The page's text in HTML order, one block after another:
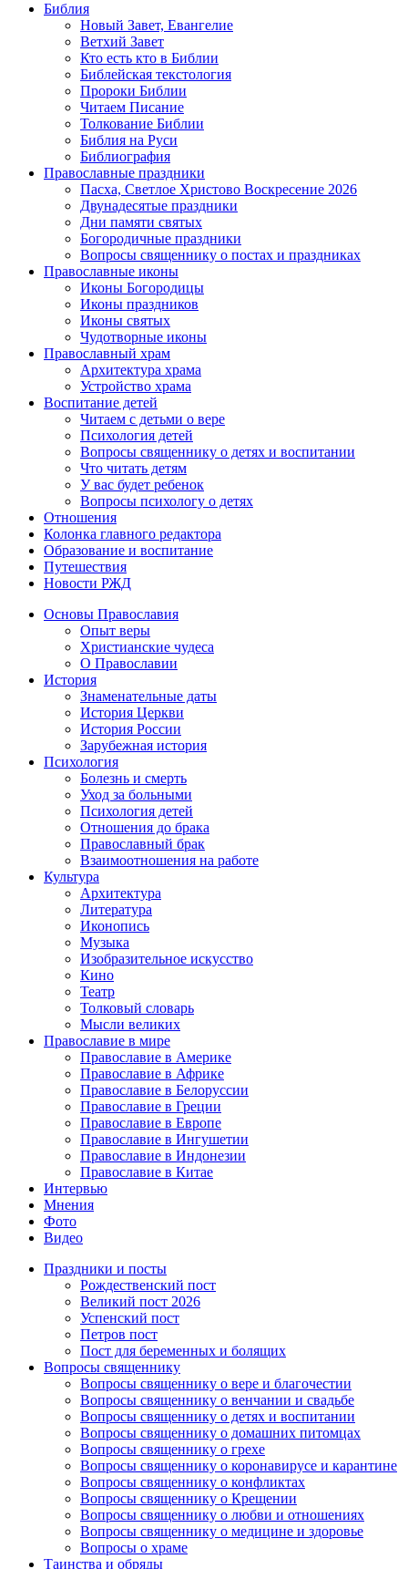
Библия
Новый Завет, Евангелие
Ветхий Завет
Кто есть кто в Библии
Библейская текстология
Пророки Библии
Читаем Писание
Толкование Библии
Библия на Руси
Библиография
Православные праздники
Пасха, Светлое Христово Воскресение 2026
Двунадесятые праздники
Дни памяти святых
Богородичные праздники
Вопросы священнику о постах и праздниках
Православные иконы
Иконы Богородицы
Иконы праздников
Иконы святых
Чудотворные иконы
Православный храм
Архитектура храма
Устройство храма
Воспитание детей
Читаем с детьми о вере
Психология детей
Вопросы священнику о детях и воспитании
Что читать детям
У вас будет ребенок
Вопросы психологу о детях
Отношения
Колонка главного редактора
Образование и воспитание
Путешествия
Новости РЖД
Основы Православия
Опыт веры
Христианские чудеса
О Православии
История
Знаменательные даты
История Церкви
История России
Зарубежная история
Психология
Болезнь и смерть
Уход за больными
Психология детей
Отношения до брака
Православный брак
Взаимоотношения на работе
Культура
Архитектура
Литература
Иконопись
Музыка
Изобразительное искусство
Кино
Театр
Толковый словарь
Мысли великих
Православие в мире
Православие в Америке
Православие в Африке
Православие в Белоруссии
Православие в Греции
Православие в Европе
Православие в Ингушетии
Православие в Индонезии
Православие в Китае
Интервью
Мнения
Фото
Видео
Праздники и посты
Рождественский пост
Великий пост 2026
Успенский пост
Петров пост
Пост для беременных и болящих
Вопросы священнику
Вопросы священнику о вере и благочестии
Вопросы священнику о венчании и свадьбе
Вопросы священнику о детях и воспитании
Вопросы священнику о домашних питомцах
Вопросы священнику о грехе
Вопросы священнику о коронавирусе и карантине
Вопросы священнику о конфликтах
Вопросы священнику о Крещении
Вопросы священнику о любви и отношениях
Вопросы священнику о медицине и здоровье
Вопросы о храме
Таинства и обряды